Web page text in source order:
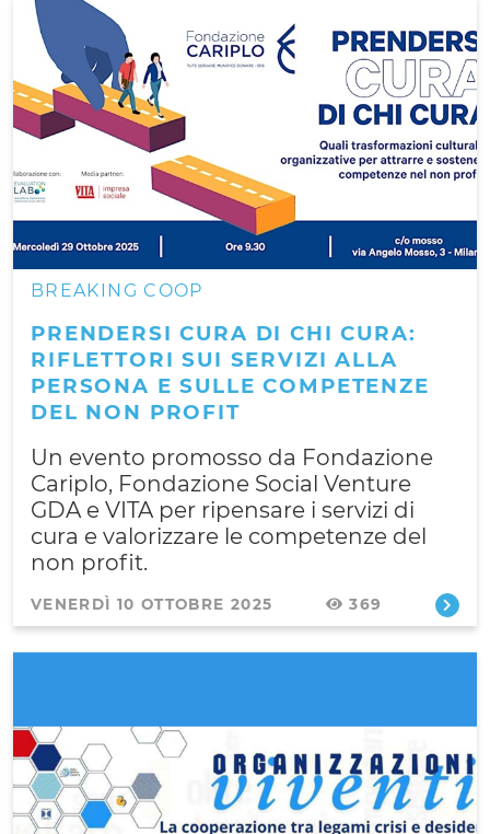
BREAKING COOP
PRENDERSI CURA DI CHI CURA:
RIFLETTORI SUI SERVIZI ALLA
PERSONA E SULLE COMPETENZE
DEL NON PROFIT
Un evento promosso da Fondazione
Cariplo, Fondazione Social Venture
GDA e VITA per ripensare i servizi di
cura e valorizzare le competenze del
non profit.
VENERDÌ 10 OTTOBRE 2025 369